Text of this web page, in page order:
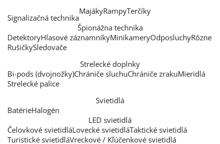
Signalizačná technika
MajákyRampyTerčíky
Špionážna technika
DetektoryHlasové záznamníkyMinikameryOdposluchyRôzne
RušičkySledovače
Strelecké doplnky
Bi-pods (dvojnožky)Chrániče sluchuChrániče zrakuMieridlá
Strelecké palice
Svietidlá
BatérieHalogén
LED svietidlá
Čelovkové svietidláLovecké svietidláTaktické svietidlá
Turistické svietidláVreckové / Kľúčenkové svietidlá